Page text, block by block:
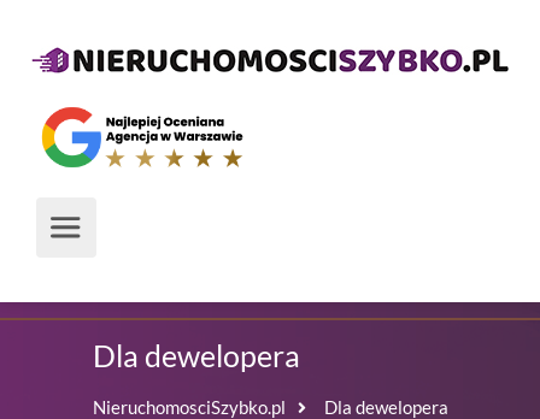
Dla dewelopera
NieruchomosciSzybko.pl Dla dewelopera